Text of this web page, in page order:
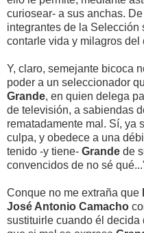
curiosear- a sus anchas.
integrantes de la Selección
contarle vida y milagros del
Y, claro, semejante bicoca
poder a un seleccionador
Grande, en quien delega
de televisión, a sabiendas
rematadamente mal. Sí, ya
culpa, y obedece a una
tenido -y tiene- Grande de
convencidos de no sé
Conque no me extraña que
José Antonio Camacho
sustituirle cuando él decida